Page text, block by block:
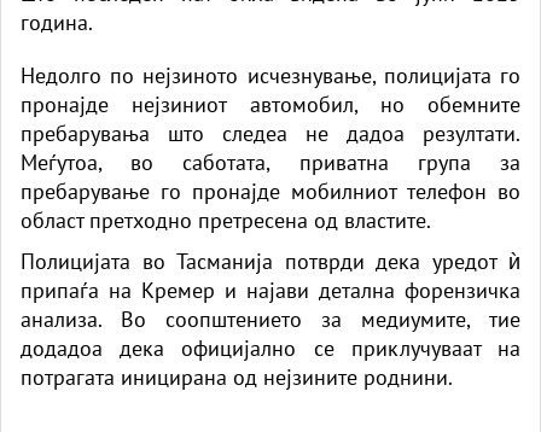
година.
Недолго по нејзиното исчезнување, полицијата го
пронајде нејзиниот автомобил, но обемните
пребарувања што следеа не дадоа резултати.
Меѓутоа, во саботата, приватна група за
пребарување го пронајде мобилниот телефон во
област претходно претресена од властите.
Полицијата во Тасманија потврди дека уредот ѝ
припаѓа на Кремер и најави детална форензичка
анализа. Во соопштението за медиумите, тие
додадоа дека официјално се приклучуваат на
потрагата иницирана од нејзините роднини.